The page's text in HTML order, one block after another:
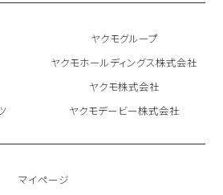
ヤクモグループ
ヤクモホールディングス株式会社
ヤクモ株式会社
ヤクモデービー株式会社
マイページ